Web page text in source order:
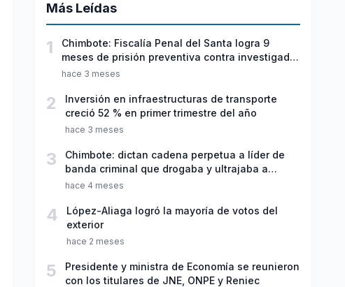
Más Leídas
1
Chimbote: Fiscalía Penal del Santa logra 9
meses de prisión preventiva contra investigado
por violación sexual y tentativa de feminicidio
hace 3 meses
2
Inversión en infraestructuras de transporte
creció 52 % en primer trimestre del año
hace 3 meses
3
Chimbote: dictan cadena perpetua a líder de
banda criminal que drogaba y ultrajaba a
jóvenes
hace 4 meses
4
López-Aliaga logró la mayoría de votos del
exterior
hace 2 meses
5
Presidente y ministra de Economía se reunieron
con los titulares de JNE, ONPE y Reniec